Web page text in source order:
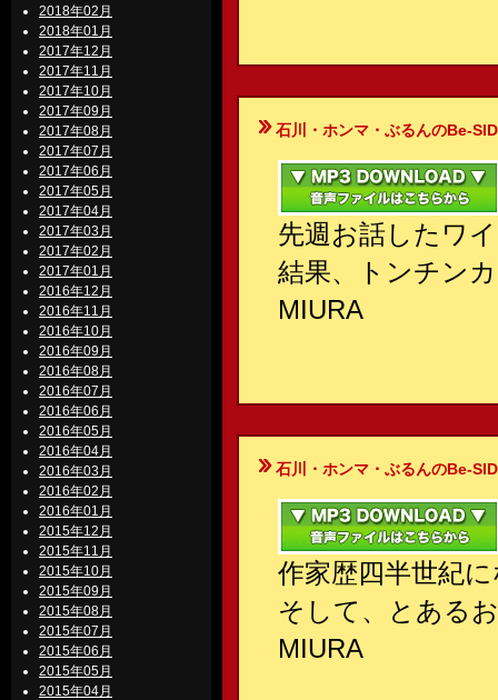
2018年02月
2018年01月
2017年12月
2017年11月
2017年10月
2017年09月
2017年08月
2017年07月
2017年06月
2017年05月
2017年04月
2017年03月
2017年02月
2017年01月
2016年12月
2016年11月
2016年10月
2016年09月
2016年08月
2016年07月
2016年06月
2016年05月
2016年04月
2016年03月
2016年02月
2016年01月
2015年12月
2015年11月
2015年10月
2015年09月
2015年08月
2015年07月
2015年06月
2015年05月
2015年04月
石川・ホンマ・ぶるんのBe-
先週お話したワ
結果、トンチン
MIURA
石川・ホンマ・ぶるんのBe-
作家歴四半世紀
そして、とある
MIURA